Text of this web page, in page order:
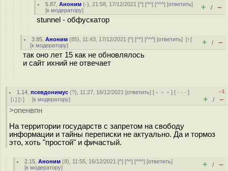
5.87 ,Аноним (-), 21:58, 17/12/2021 [^] [^^] [^^^] [ответить]
[к модератору] + / –
stunnel - обфускатор
3.85 ,Аноним (85), 11:43, 17/12/2021 [^] [^^] [^^^] [ответить][↑]
[к модератору] + / –
так оно лет 15 как не обновлялось
и сайт ихний не отвечает
1.14 ,псевдонимус (?), 11:27, 16/12/2021 [ответить] [ ﹢﹢﹢] [ · · ·]
[↓] [↑] [к модератору]
–1
+ / –
>опенвпн
На территории государств с запретом на свободу
информации и тайны переписки не актуально. Да и тормоз
это, хоть "простой" и фичастый.
2.15 ,Аноним (8), 11:55, 16/12/2021 [^] [^^] [^^^] [ответить]
[к модератору] + / –